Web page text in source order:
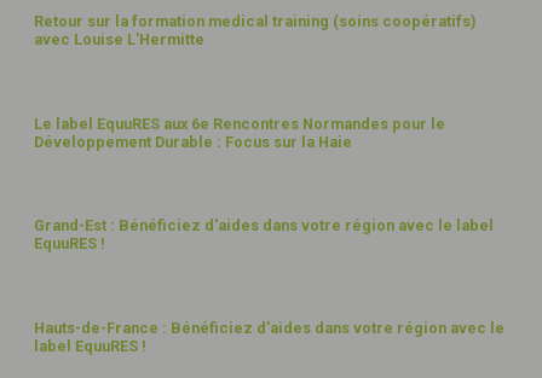
4
MARS25
Retour sur la formation medical training (soins coopératifs)
avec Louise L'Hermitte
10
JANV 25
Le label EquuRES aux 6e Rencontres Normandes pour le
Développement Durable : Focus sur la Haie
8
JANV25
Grand-Est : Bénéficiez d'aides dans votre région avec le label
EquuRES !
8
JANV25
Hauts-de-France : Bénéficiez d'aides dans votre région avec le
label EquuRES !